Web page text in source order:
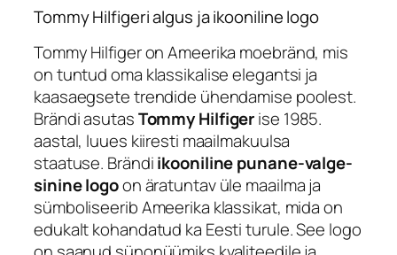
Tommy Hilfigeri algus ja ikooniline logo
Tommy Hilfiger on Ameerika moebränd, mis
on tuntud oma klassikalise elegantsi ja
kaasaegsete trendide ühendamise poolest.
Brändi asutasTommy Hilfigerise 1985.
aastal, luues kiiresti maailmakuulsa
staatuse. Brändiikooniline punane-valge-
sinine logoon äratuntav üle maailma ja
sümboliseerib Ameerika klassikat, mida on
edukalt kohandatud ka Eesti turule. See logo